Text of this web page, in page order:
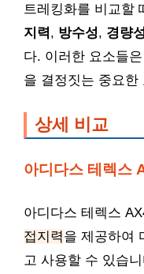
트레킹화를 비교할
지력, 방수성, 경량성
다. 이러한 요소들
을 결정짓는 중요한
상세 비교
아디다스 테렉스
아디다스 테렉스
접지력을 제공하여
고 사용할 수 있습